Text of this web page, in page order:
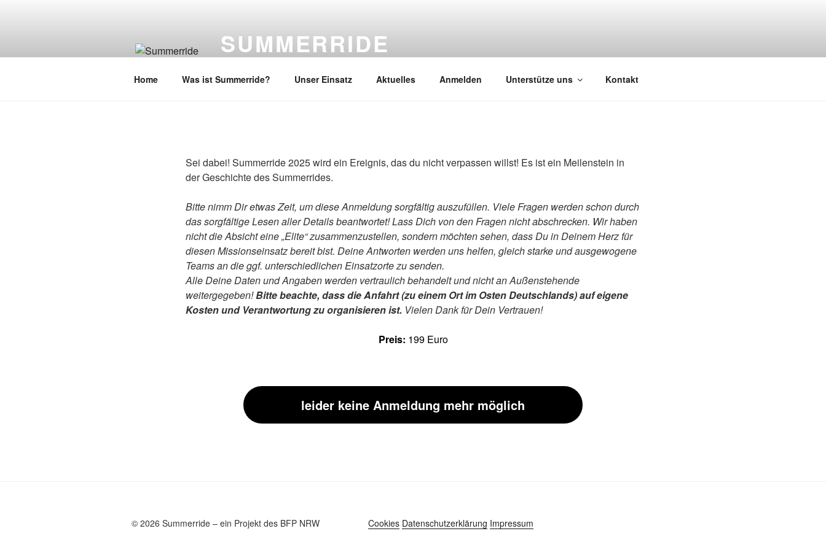
SUMMERRIDE
Home Was ist Summerride? Unser Einsatz Aktuelles Anmelden Unterstütze uns Kontakt
Sei dabei! Summerride 2025 wird ein Ereignis, das du nicht verpassen willst! Es ist ein Meilenstein in
der Geschichte des Summerrides.
Bitte nimm Dir etwas Zeit, um diese Anmeldung sorgfältig auszufüllen. Viele Fragen werden schon durch
das sorgfältige Lesen aller Details beantwortet! Lass Dich von den Fragen nicht abschrecken. Wir haben
nicht die Absicht eine „Elite“ zusammenzustellen, sondern möchten sehen, dass Du in Deinem Herz für
diesen Missionseinsatz bereit bist. Deine Antworten werden uns helfen, gleich starke und ausgewogene
Teams an die ggf. unterschiedlichen Einsatzorte zu senden.
Alle Deine Daten und Angaben werden vertraulich behandelt und nicht an Außenstehende
weitergegeben!Bitte beachte, dass die Anfahrt (zu einem Ort im Osten Deutschlands) auf eigene
Kosten und Verantwortung zu organisieren ist. Vielen Dank für Dein Vertrauen!
Preis: 199 Euro
leider keine Anmeldung mehr möglich
© 2026 Summerride – ein Projekt des BFP NRW Cookies Datenschutzerklärung Impressum